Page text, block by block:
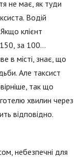
не має, як туди
Водій
клієнт
150, за 100…
в місті, знає, що
Але таксист
так що
хвилин через
відповідно.
небезпечні для